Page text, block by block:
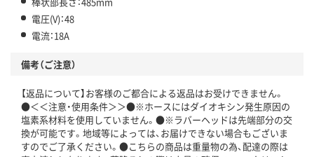
電圧(V)：48
電流：18A
備考（ご注意）
【返品について】お客様のご都合による返品はお受けできません。
●＜＜注意・使用条件＞＞●※ホースにはダイオキシン発生原因の
塩素系材料を使用していません。●※ラバーヘッドは先端部分の交
換が可能です。地域等によっては、お届けできない場合もございま
すのでご了承ください。●こちらの商品は重量物の為、配達の際は